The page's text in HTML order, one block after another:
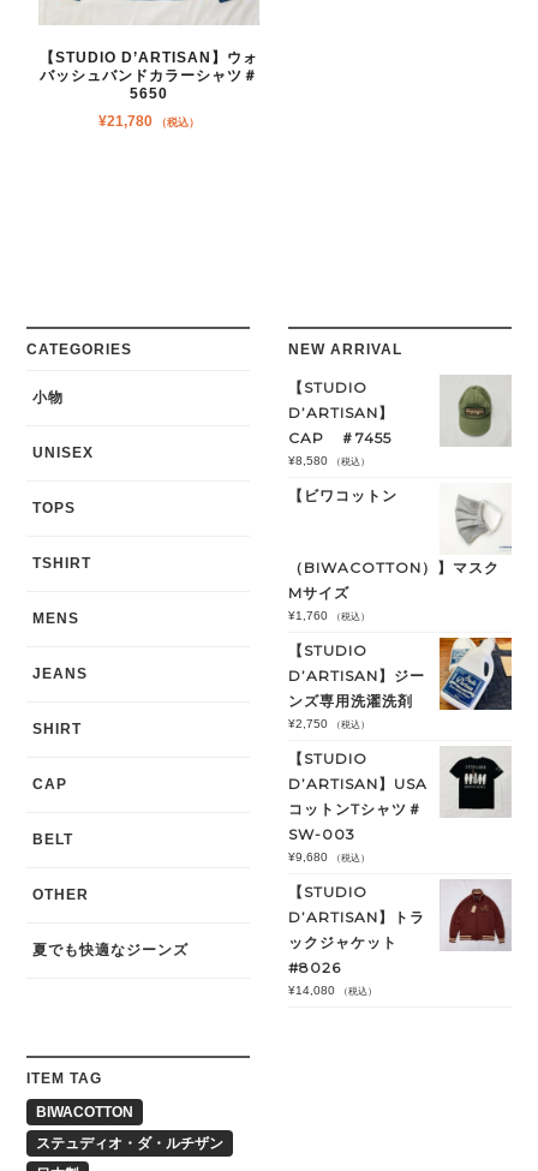
【STUDIO D’ARTISAN】ウォ
バッシュバンドカラーシャツ＃
5650
¥21,780 （税込）
CATEGORIES
小物
UNISEX
TOPS
TSHIRT
MENS
JEANS
SHIRT
CAP
BELT
OTHER
夏でも快適なジーンズ
NEW ARRIVAL
【STUDIO
D’ARTISAN】
CAP ＃7455
¥8,580 （税込）
【ビワコットン
（BIWACOTTON）】マスク
Mサイズ
¥1,760 （税込）
【STUDIO
D’ARTISAN】ジー
ンズ専用洗濯洗剤
¥2,750 （税込）
【STUDIO
D’ARTISAN】USA
コットンTシャツ＃
SW-003
¥9,680 （税込）
【STUDIO
D’ARTISAN】トラ
ックジャケット
#8026
¥14,080 （税込）
ITEM TAG
BIWACOTTON
ステュディオ・ダ・ルチザン